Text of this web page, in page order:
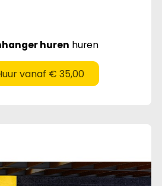
huren huren
vanaf € 35,00